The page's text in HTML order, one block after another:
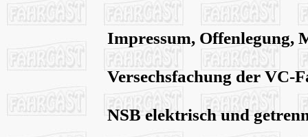
Impressum, Offenlegung,
Versechsfachung der VC-
NSB elektrisch und